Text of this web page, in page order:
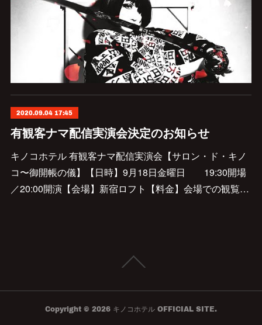
2020.09.04 17:45
有観客ナマ配信実演会決定のお知らせ
キノコホテル 有観客ナマ配信実演会【サロン・ド・キノ
コ〜御開帳の儀】【日時】9月18日金曜日 19:30開場
／20:00開演【会場】新宿ロフト【料金】会場での観覧…
Copyright © 2026 キノコホテル OFFICIAL SITE.